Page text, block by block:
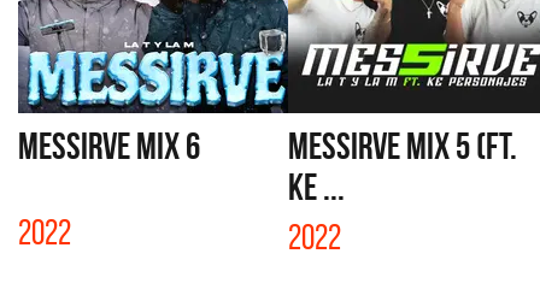
MESSIRVE MIX 6
2022
MESSIRVE MIX 5 (FT.
KE ...
2022